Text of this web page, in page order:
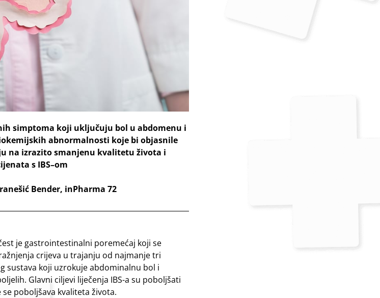
simptoma koji uključuju bol u abdomenu i
abnormalnosti koje bi objasnile
na izrazito smanjenu kvalitetu života i
s IBS–om
Bender, inPharma 72
je gastrointestinalni poremećaj koji se
crijeva u trajanju od najmanje tri
sustava koji uzrokuje abdominalnu bol i
Glavni ciljevi liječenja IBS-a su poboljšati
poboljšava kvaliteta života.